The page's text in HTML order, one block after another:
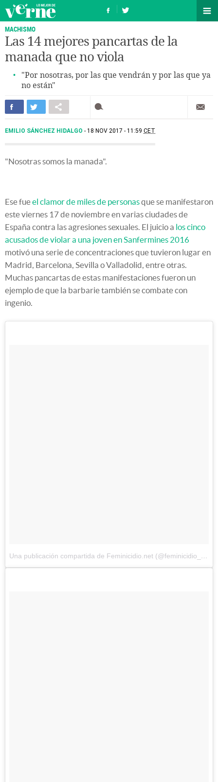
MACHISMO
Las 14 mejores pancartas de la
manada que no viola
"Por nosotras, por las que vendrán y por las que ya
no están"
EMILIO SÁNCHEZ HIDALGO 18 NOV 2017 - 11:59 CET
"Nosotras somos la manada".
Ese fueel clamor de miles de personasque se manifestaron
este viernes 17 de noviembre en varias ciudades de
España contra las agresiones sexuales. El juicio a los cinco
acusados de violar a una joven en Sanfermines 2016
motivó una serie de concentraciones que tuvieron lugar en
Madrid, Barcelona, Sevilla o Valladolid, entre otras.
Muchas pancartas de estas manifestaciones fueron un
ejemplo de que la barbarie también se combate con
ingenio.
Una publicación compartida de Feminicidio.net (@feminicidio_net)